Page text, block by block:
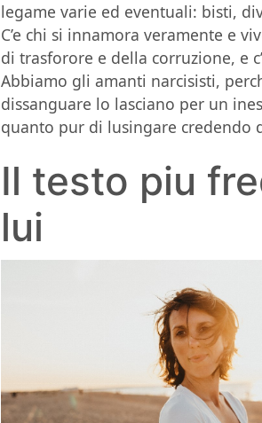
legame varie ed eventuali: bisti,
C’e chi si innamora veramente e
di trasforore e della corruzione, e
Abbiamo gli amanti narcisisti,
dissanguare lo lasciano per un
quanto pur di lusingare credendo
Il testo piu
lui